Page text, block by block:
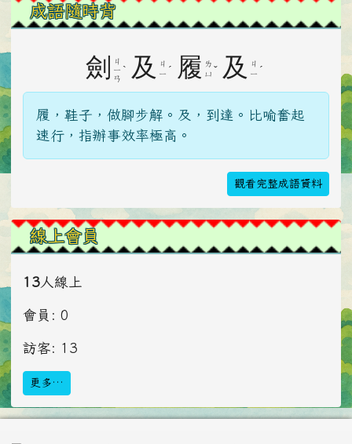
成語隨時背
劍
ㄐ
ㄧ
ㄢ
ˋ 及
ㄐ
ㄧ ˊ 履 ㄌ
ㄩ ˇ 及
ㄐ
ㄧ ˊ
履，鞋子，做腳步解。及，到達。比喻奮起
速行，指辦事效率極高。
觀看完整成語資料
線上會員
13 人線上
會員: 0
訪客: 13
更多…